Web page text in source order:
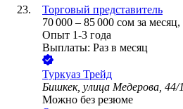
Торговый представитель
70 000 – 85 000 сом за месяц,
Опыт 1-3 года
Выплаты: Раз в месяц
Туркуаз Трейд
Бишкек, улица Медерова, 44/1
Можно без резюме